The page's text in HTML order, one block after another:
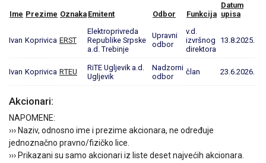
Ime Prezime Oznaka Emitent Odbor Funkcija
Datum
upisa
Ivan Koprivica ERST
Elektroprivreda
Republike Srpske
a.d. Trebinje
Upravni
odbor
v.d.
izvršnog
direktora
13.8.2025.
Ivan Koprivica RTEU
RiTE Ugljevik a.d.
Ugljevik
Nadzorni
odbor
član 23.6.2026.
Akcionari:
NAPOMENE:
››› Naziv, odnosno ime i prezime akcionara, ne određuje
jednoznačno pravno/fizičko lice.
››› Prikazani su samo akcionari iz liste deset najvećih akcionara.